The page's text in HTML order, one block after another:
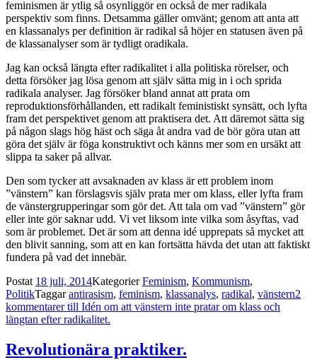
feminismen är ytlig så osynliggör en också de mer radikala
perspektiv som finns. Detsamma gäller omvänt; genom att anta att
en klassanalys per definition är radikal så höjer en statusen även på
de klassanalyser som är tydligt oradikala.
Jag kan också längta efter radikalitet i alla politiska rörelser, och
detta försöker jag lösa genom att själv sätta mig in i och sprida
radikala analyser. Jag försöker bland annat att prata om
reproduktionsförhållanden, ett radikalt feministiskt synsätt, och lyfta
fram det perspektivet genom att praktisera det. Att däremot sätta sig
på någon slags hög häst och säga åt andra vad de bör göra utan att
göra det själv är föga konstruktivt och känns mer som en ursäkt att
slippa ta saker på allvar.
Den som tycker att avsaknaden av klass är ett problem inom
”vänstern” kan förslagsvis själv prata mer om klass, eller lyfta fram
de vänstergrupperingar som gör det. Att tala om vad ”vänstern” gör
eller inte gör saknar udd. Vi vet liksom inte vilka som åsyftas, vad
som är problemet. Det är som att denna idé upprepats så mycket att
den blivit sanning, som att en kan fortsätta hävda det utan att faktiskt
fundera på vad det innebär.
Postat 18 juli, 2014KategorierFeminism, Kommunism,
PolitikTaggarantirasism, feminism, klassanalys, radikal, vänstern2
kommentarertill Idén om att vänstern inte pratar om klass och
längtan efter radikalitet.
Revolutionära praktiker.